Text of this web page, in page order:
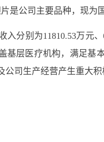
是公司主要品种，现为
入分别为11810.53万元
基层医疗机构，满足基
司生产经营产生重大积